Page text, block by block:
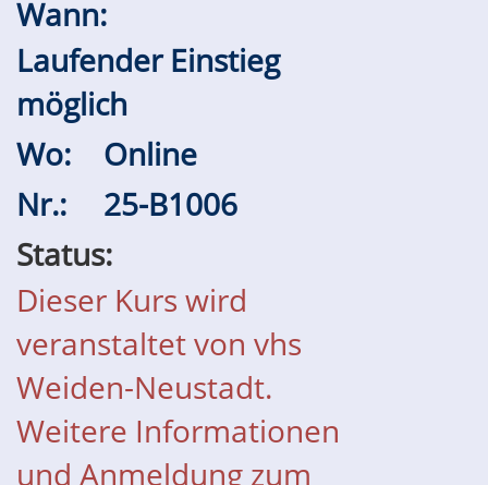
Wann:
Laufender Einstieg
möglich
Wo:
Online
Nr.:
25-B1006
Status:
Dieser Kurs wird
veranstaltet von vhs
Weiden-Neustadt.
Weitere Informationen
und Anmeldung zum